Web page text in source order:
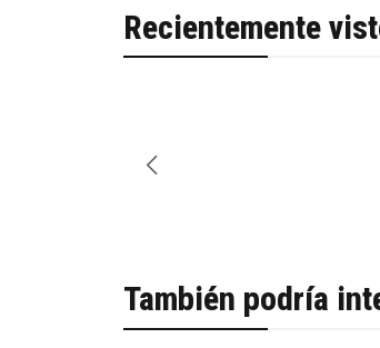
Recientemente
También podría